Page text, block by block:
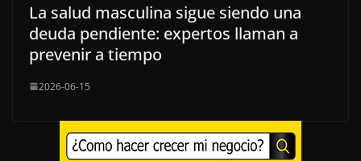
La salud masculina sigue siendo una
deuda pendiente: expertos llaman a
prevenir a tiempo
2026-06-15